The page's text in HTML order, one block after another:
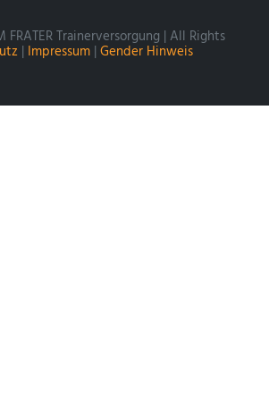
FRATER Trainerversorgung | All Rights
| Impressum | Gender Hinweis